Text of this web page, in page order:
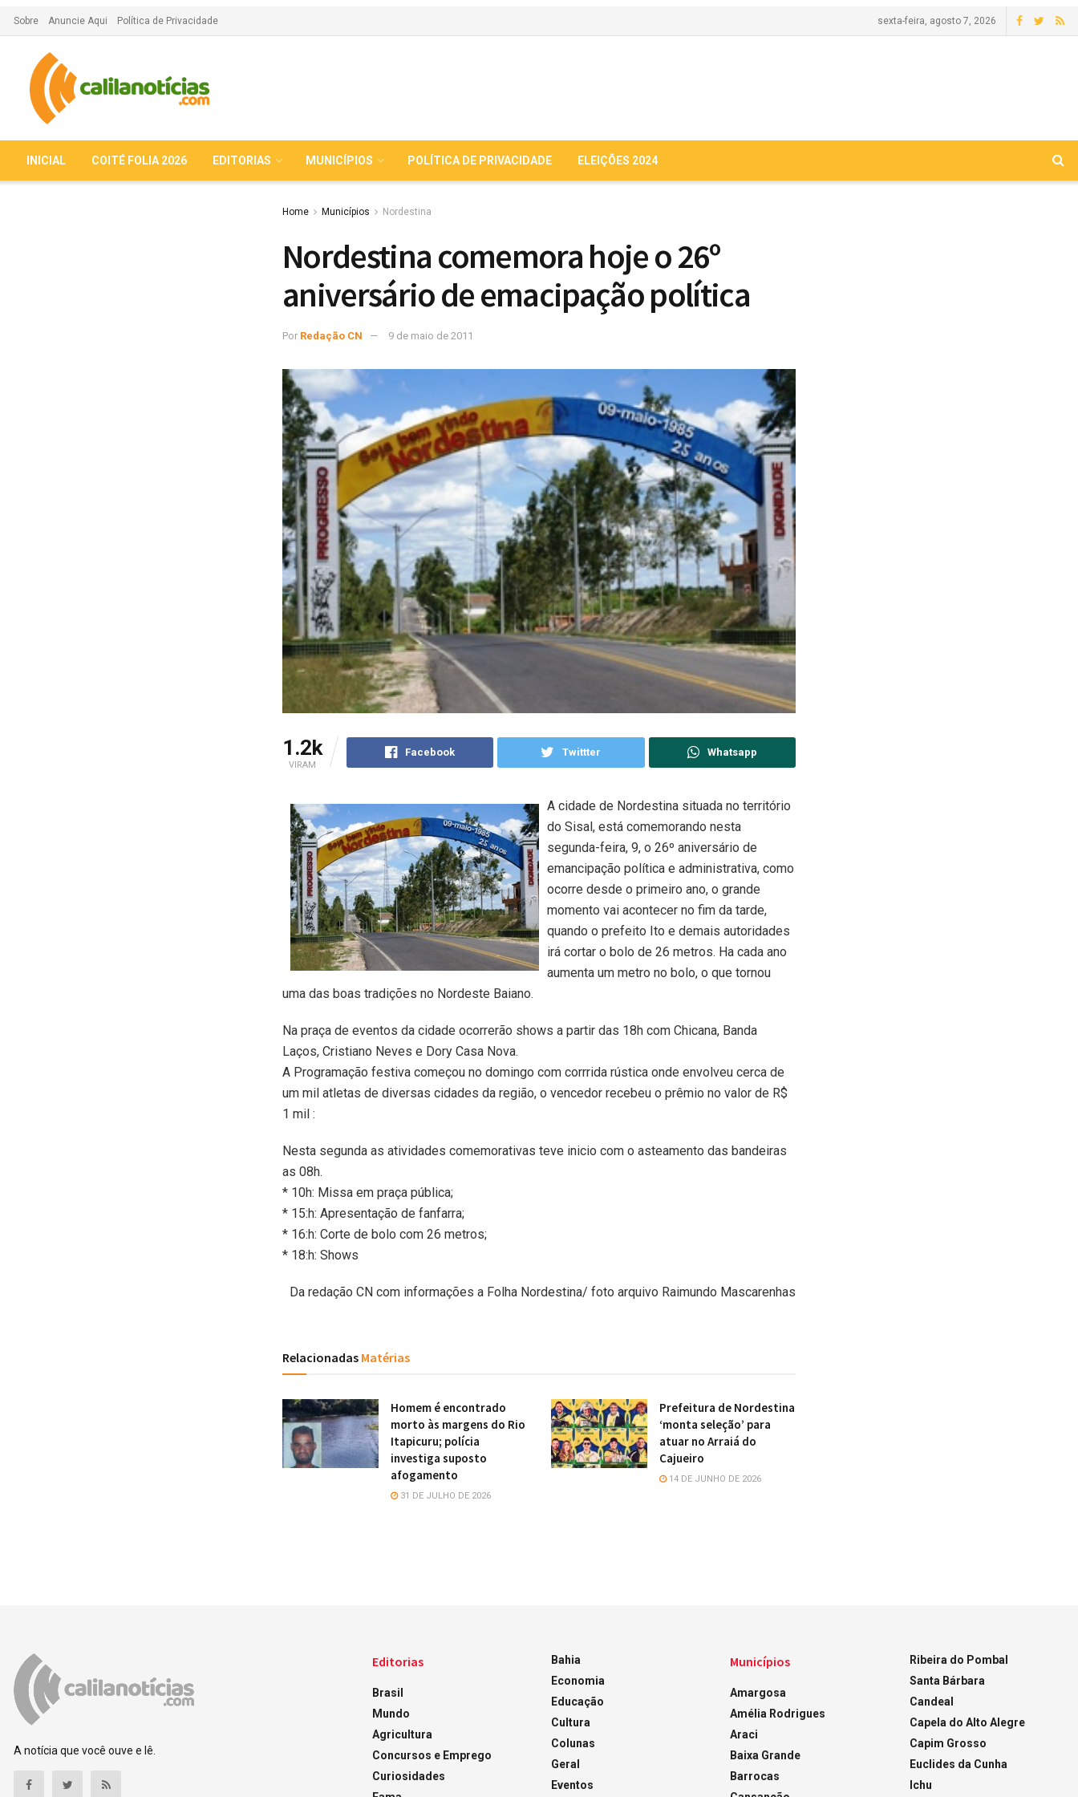
Sobre Anuncie Aqui Política de Privacidade sexta-feira, agosto 7, 2026
INICIAL COITÉ FOLIA 2026 EDITORIAS MUNICÍPIOS POLÍTICA DE PRIVACIDADE ELEIÇÕES 2024
Home Municípios Nordestina
Nordestina comemora hoje o 26º
aniversário de emacipação política
Por Redação CN 9 de maio de 2011
1.2k
VIRAM
Facebook Twittter Whatsapp
A cidade de Nordestina situada no território
do Sisal, está comemorando nesta
segunda-feira, 9, o 26º aniversário de
emancipação política e administrativa, como
ocorre desde o primeiro ano, o grande
momento vai acontecer no fim da tarde,
quando o prefeito Ito e demais autoridades
irá cortar o bolo de 26 metros. Ha cada ano
aumenta um metro no bolo, o que tornou
uma das boas tradições no Nordeste Baiano.
Na praça de eventos da cidade ocorrerão shows a partir das 18h com Chicana, Banda
Laços, Cristiano Neves e Dory Casa Nova.
A Programação festiva começou no domingo com corrrida rústica onde envolveu cerca de
um mil atletas de diversas cidades da região, o vencedor recebeu o prêmio no valor de R$
1 mil :
Nesta segunda as atividades comemorativas teve inicio com o asteamento das bandeiras
as 08h.
* 10h: Missa em praça pública;
* 15:h: Apresentação de fanfarra;
* 16:h: Corte de bolo com 26 metros;
* 18:h: Shows
Da redação CN com informações a Folha Nordestina/ foto arquivo Raimundo Mascarenhas
Relacionadas Matérias
Homem é encontrado
morto às margens do Rio
Itapicuru; polícia
investiga suposto
afogamento
31 DE JULHO DE 2026
Prefeitura de Nordestina
‘monta seleção’ para
atuar no Arraiá do
Cajueiro
14 DE JUNHO DE 2026
A notícia que você ouve e lê.
Editorias
Brasil
Mundo
Agricultura
Concursos e Emprego
Curiosidades
Bahia
Economia
Educação
Cultura
Colunas
Geral
Eventos
Municípios
Amargosa
Amélia Rodrigues
Araci
Baixa Grande
Barrocas
Ribeira do Pombal
Santa Bárbara
Candeal
Capela do Alto Alegre
Capim Grosso
Euclides da Cunha
Ichu